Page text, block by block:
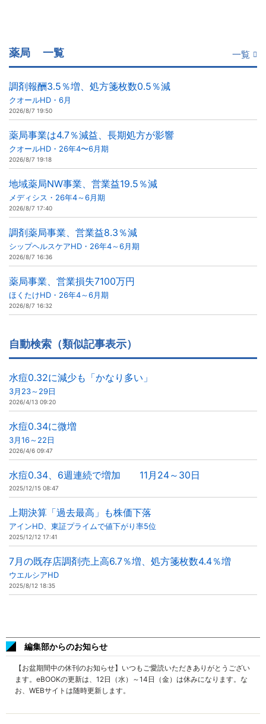
薬局 一覧 一覧
調剤報酬3.5％増、処方箋枚数0.5％減
クオールHD・6月
2026/8/7 19:50
薬局事業は4.7％減益、長期処方が影響
クオールHD・26年4〜6月期
2026/8/7 19:18
地域薬局NW事業、営業益19.5％減
メディシス・26年4～6月期
2026/8/7 17:40
調剤薬局事業、営業益8.3％減
シップヘルスケアHD・26年4～6月期
2026/8/7 16:36
薬局事業、営業損失7100万円
ほくたけHD・26年4～6月期
2026/8/7 16:32
自動検索（類似記事表示）
水痘0.32に減少も「かなり多い」
3月23～29日
2026/4/13 09:20
水痘0.34に微増
3月16～22日
2026/4/6 09:47
水痘0.34、6週連続で増加 11月24～30日
2025/12/15 08:47
上期決算「過去最高」も株価下落
アインHD、東証プライムで値下がり率5位
2025/12/12 17:41
7月の既存店調剤売上高6.7％増、処方箋枚数4.4％増
ウエルシアHD
2025/8/12 18:35
編集部からのお知らせ
【お盆期間中の休刊のお知らせ】いつもご愛読いただきありがとうござい
ます。eBOOKの更新は、12日（水）～14日（金）は休みになります。な
お、WEBサイトは随時更新します。